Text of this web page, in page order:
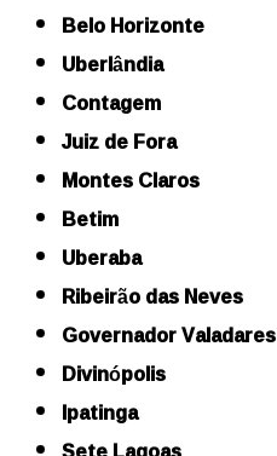
Belo Horizonte
Uberlândia
Contagem
Juiz de Fora
Montes Claros
Betim
Uberaba
Ribeirão das Neves
Governador Valadares
Divinópolis
Ipatinga